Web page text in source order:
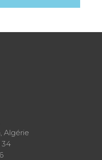
Algérie
34